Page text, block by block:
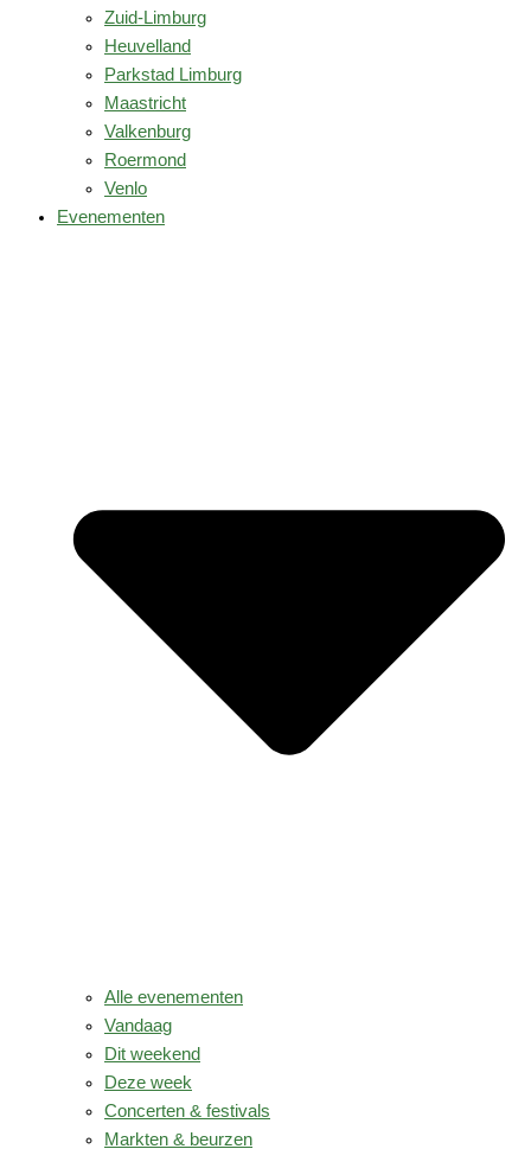
Zuid-Limburg
Heuvelland
Parkstad Limburg
Maastricht
Valkenburg
Roermond
Venlo
Evenementen
Alle evenementen
Vandaag
Dit weekend
Deze week
Concerten & festivals
Markten & beurzen